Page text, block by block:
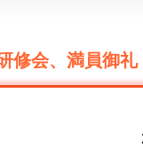
修会、満員御礼